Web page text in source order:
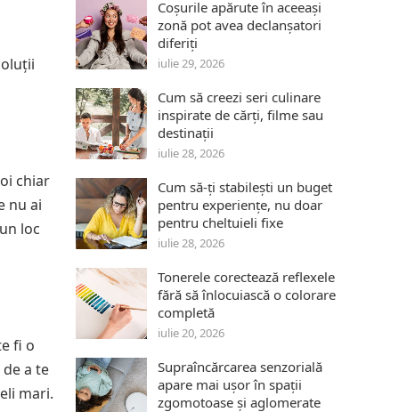
chiar
nu ai
loc
fi o
a te
mari.
Coșurile apărute în aceeași
zonă pot avea declanșatori
diferiți
iulie 29, 2026
Cum să creezi seri culinare
inspirate de cărți, filme sau
destinații
iulie 28, 2026
Cum să-ți stabilești un buget
pentru experiențe, nu doar
pentru cheltuieli fixe
iulie 28, 2026
Tonerele corectează reflexele
fără să înlocuiască o colorare
completă
iulie 20, 2026
Supraîncărcarea senzorială
apare mai ușor în spații
zgomotoase și aglomerate